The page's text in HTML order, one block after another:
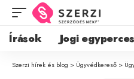
Írások Jogi
Szerzi hírek és blog > Ügyvédkereső >